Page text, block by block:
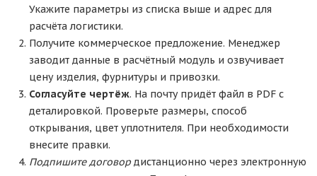
Укажите параметры из списка выше и адрес для
расчёта логистики.
Получите коммерческое предложение. Менеджер
заводит данные в расчётный модуль и озвучивает
цену изделия, фурнитуры и привозки.
Согласуйте чертёж. На почту придёт файл в PDF с
деталировкой. Проверьте размеры, способ
открывания, цвет уплотнителя. При необходимости
внесите правки.
Подпишите договордистанционно через электронную